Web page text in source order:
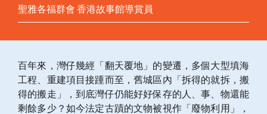
聖雅各福群會 香港故事館導賞員
百年來，灣仔幾經「翻天覆地」的變遷，多個大型填海
工程、重建項目接踵而至，舊城區內「拆得的就拆，搬
得的搬走」，到底灣仔仍能好好保存的人、事、物還能
剩餘多少？如今法定古蹟的文物被視作「廢物利用」，